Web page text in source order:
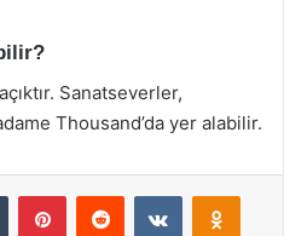
Sanatseverler,
Thousand’da yer alabilir.
Tumblr PinterestReddit VKontakte